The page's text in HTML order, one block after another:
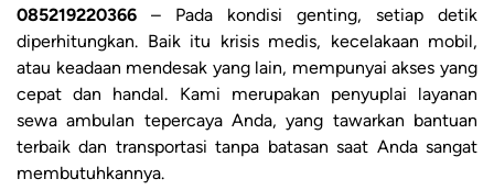
085219220366 – Pada kondisi genting, setiap detik
diperhitungkan. Baik itu krisis medis, kecelakaan mobil,
atau keadaan mendesak yang lain, mempunyai akses yang
cepat dan handal. Kami merupakan penyuplai layanan
sewa ambulan tepercaya Anda, yang tawarkan bantuan
terbaik dan transportasi tanpa batasan saat Anda sangat
membutuhkannya.